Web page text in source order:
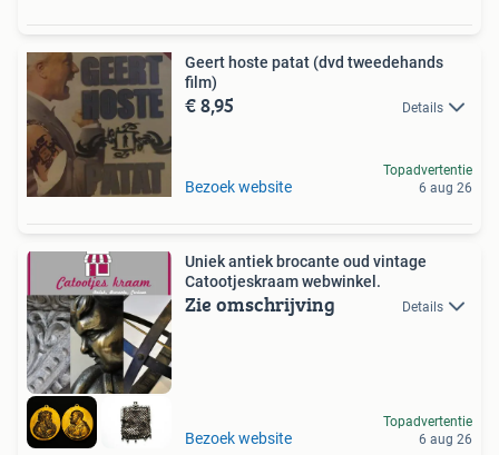
Geert hoste patat (dvd tweedehands
film)
€ 8,95 Details
Bezoek website
Topadvertentie
6 aug 26
Uniek antiek brocante oud vintage
Catootjeskraam webwinkel.
Zie omschrijving Details
Bezoek website
Topadvertentie
6 aug 26